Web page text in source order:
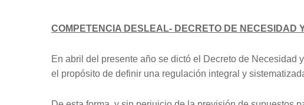
COMPETENCIA DESLEAL- DECRETO DE NECESIDAD
En abril del presente año se dictó el Decreto de Necesidad
el propósito de definir una regulación integral y